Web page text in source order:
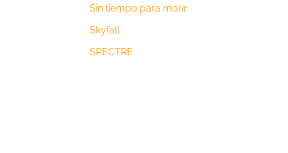
Sin tiempo para morir
Skyfall
SPECTRE